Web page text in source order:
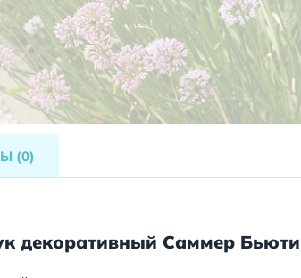
(0)
декоративный Саммер Бьюти